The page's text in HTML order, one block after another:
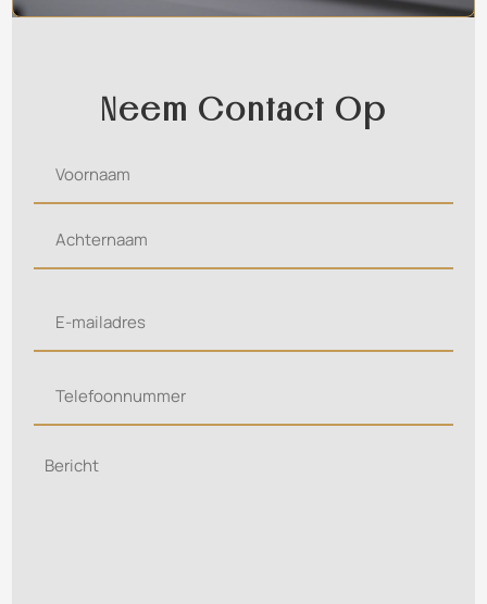
Neem Contact Op
Bericht